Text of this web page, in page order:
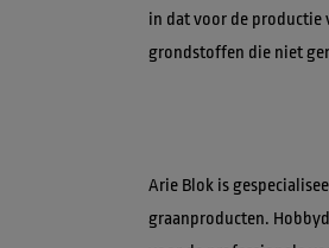
in dat voor de productie
Arie Blok is
graanproducten.